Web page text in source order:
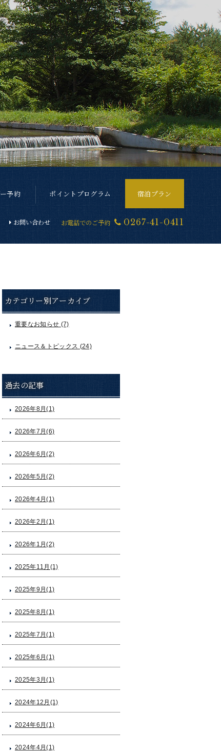
予約 ポイントプログラム 宿泊プラン
お問い合わせ お電話でのご予約 0267-41-0411
カテゴリー別アーカイブ
重要なお知らせ (7)
ニュース＆トピックス (24)
過去の記事
2026年8月(1)
2026年7月(6)
2026年6月(2)
2026年5月(2)
2026年4月(1)
2026年2月(1)
2026年1月(2)
2025年11月(1)
2025年9月(1)
2025年8月(1)
2025年7月(1)
2025年6月(1)
2025年3月(1)
2024年12月(1)
2024年6月(1)
2024年4月(1)